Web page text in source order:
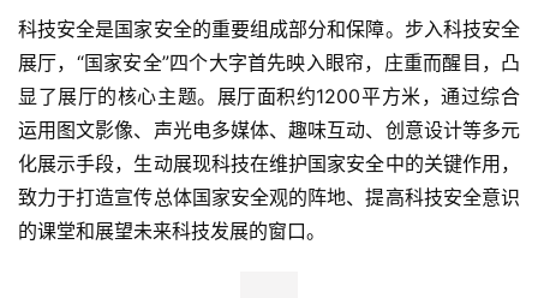
科技安全是国家安全的重要组成部分和保障。步入科技安全
展厅，“国家安全”四个大字首先映入眼帘，庄重而醒目，凸
显了展厅的核心主题。展厅面积约1200平方米，通过综合
运用图文影像、声光电多媒体、趣味互动、创意设计等多元
化展示手段，生动展现科技在维护国家安全中的关键作用，
致力于打造宣传总体国家安全观的阵地、提高科技安全意识
的课堂和展望未来科技发展的窗口。